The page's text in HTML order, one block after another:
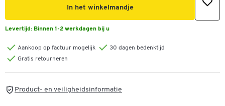
In het winkelmandje
Levertijd: Binnen 1-2 werkdagen bij u
Aankoop op factuur mogelijk
30 dagen bedenktijd
Gratis retourneren
Product- en veiligheidsinformatie